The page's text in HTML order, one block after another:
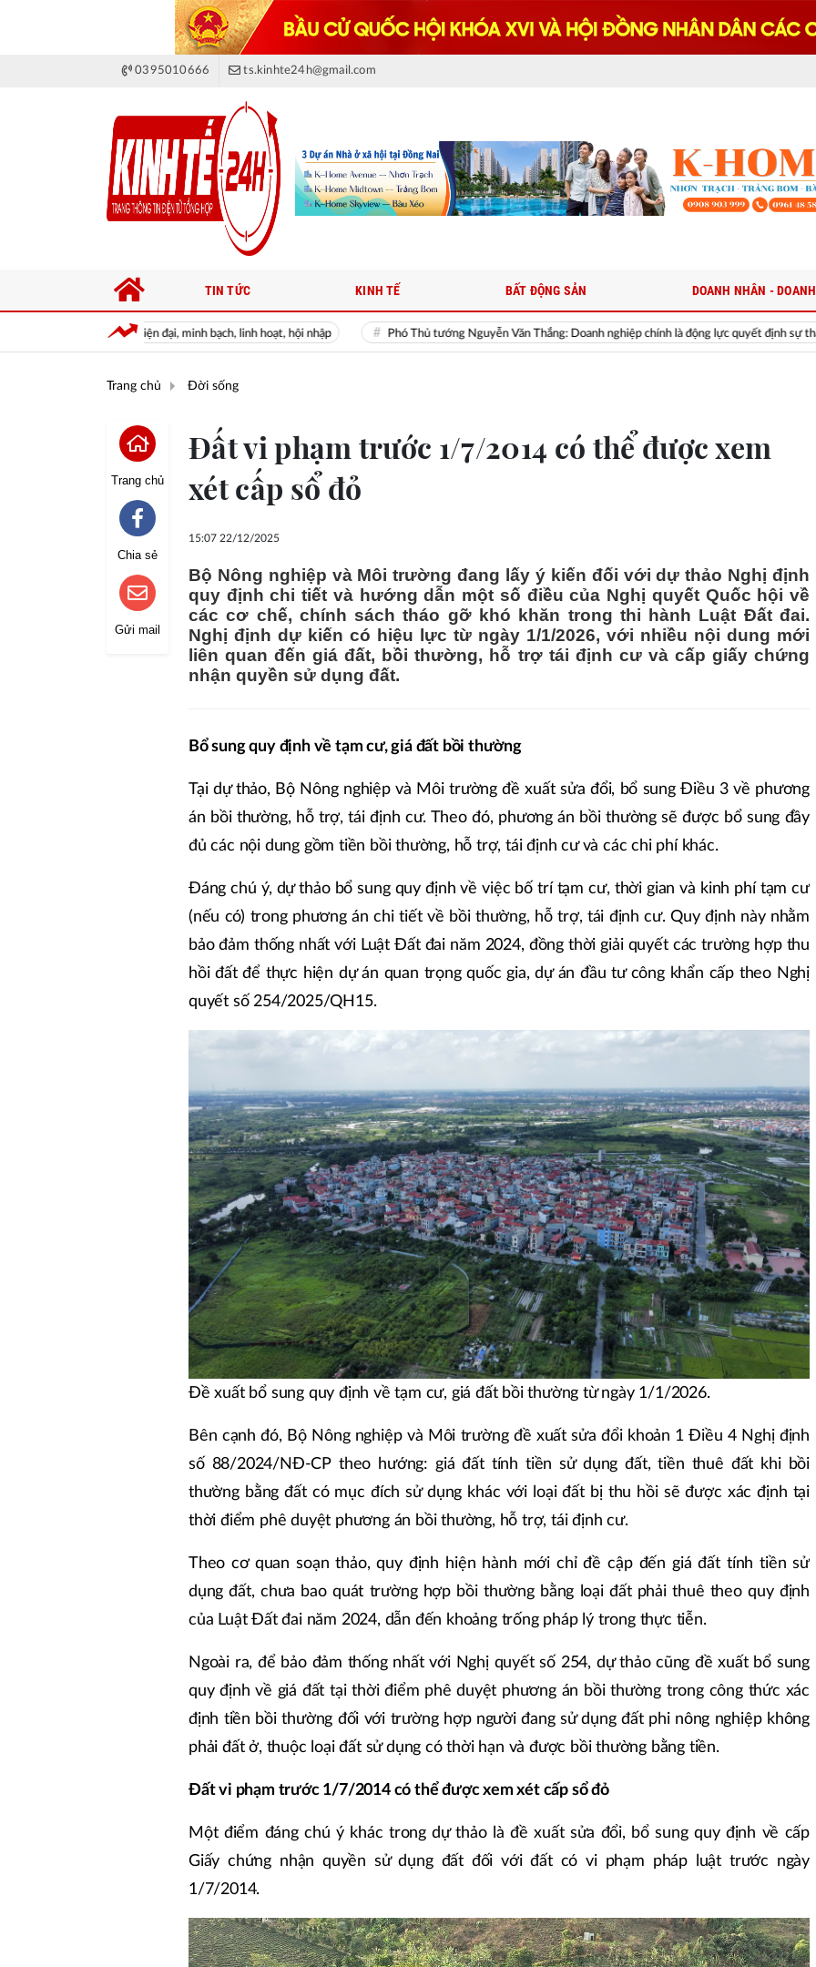
0395010666 ts.kinhte24h@gmail.com
hiện đại, minh bạch, linh hoạt, hội nhập Phó Thủ tướng Nguyễn Văn Thắng: Doanh nghiệp chính là động lực quyết định sự thành bại của hành
TIN TỨC KINH TẾ BẤT ĐỘNG SẢN DOANH NHÂN -
Trang chủ Đời sống
Trang chủ
Chia sẻ
Gửi mail
Đất vi phạm trước 1/7/2014 có thể được xem
xét cấp sổ đỏ
15:07 22/12/2025
Bộ Nông nghiệp và Môi trường đang lấy ý kiến đối với dự thảo Nghị định
quy định chi tiết và hướng dẫn một số điều của Nghị quyết Quốc hội về
các cơ chế, chính sách tháo gỡ khó khăn trong thi hành Luật Đất đai.
Nghị định dự kiến có hiệu lực từ ngày 1/1/2026, với nhiều nội dung mới
liên quan đến giá đất, bồi thường, hỗ trợ tái định cư và cấp giấy chứng
nhận quyền sử dụng đất.
Bổ sung quy định về tạm cư, giá đất bồi thường
Tại dự thảo, Bộ Nông nghiệp và Môi trường đề xuất sửa đổi, bổ sung Điều 3 về phương
án bồi thường, hỗ trợ, tái định cư. Theo đó, phương án bồi thường sẽ được bổ sung đầy
đủ các nội dung gồm tiền bồi thường, hỗ trợ, tái định cư và các chi phí khác.
Đáng chú ý, dự thảo bổ sung quy định về việc bố trí tạm cư, thời gian và kinh phí tạm cư
(nếu có) trong phương án chi tiết về bồi thường, hỗ trợ, tái định cư. Quy định này nhằm
bảo đảm thống nhất với Luật Đất đai năm 2024, đồng thời giải quyết các trường hợp thu
hồi đất để thực hiện dự án quan trọng quốc gia, dự án đầu tư công khẩn cấp theo Nghị
quyết số 254/2025/QH15.
Đề xuất bổ sung quy định về tạm cư, giá đất bồi thường từ ngày 1/1/2026.
Bên cạnh đó, Bộ Nông nghiệp và Môi trường đề xuất sửa đổi khoản 1 Điều 4 Nghị định
số 88/2024/NĐ-CP theo hướng: giá đất tính tiền sử dụng đất, tiền thuê đất khi bồi
thường bằng đất có mục đích sử dụng khác với loại đất bị thu hồi sẽ được xác định tại
thời điểm phê duyệt phương án bồi thường, hỗ trợ, tái định cư.
Theo cơ quan soạn thảo, quy định hiện hành mới chỉ đề cập đến giá đất tính tiền sử
dụng đất, chưa bao quát trường hợp bồi thường bằng loại đất phải thuê theo quy định
của Luật Đất đai năm 2024, dẫn đến khoảng trống pháp lý trong thực tiễn.
Ngoài ra, để bảo đảm thống nhất với Nghị quyết số 254, dự thảo cũng đề xuất bổ sung
quy định về giá đất tại thời điểm phê duyệt phương án bồi thường trong công thức xác
định tiền bồi thường đối với trường hợp người đang sử dụng đất phi nông nghiệp không
phải đất ở, thuộc loại đất sử dụng có thời hạn và được bồi thường bằng tiền.
Đất vi phạm trước 1/7/2014 có thể được xem xét cấp sổ đỏ
Một điểm đáng chú ý khác trong dự thảo là đề xuất sửa đổi, bổ sung quy định về cấp
Giấy chứng nhận quyền sử dụng đất đối với đất có vi phạm pháp luật trước ngày
1/7/2014.